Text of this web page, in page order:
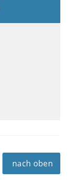
nach oben